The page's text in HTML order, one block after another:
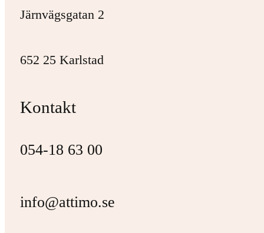
Järnvägsgatan 2
652 25 Karlstad
Kontakt
054-18 63 00
info@attimo.se